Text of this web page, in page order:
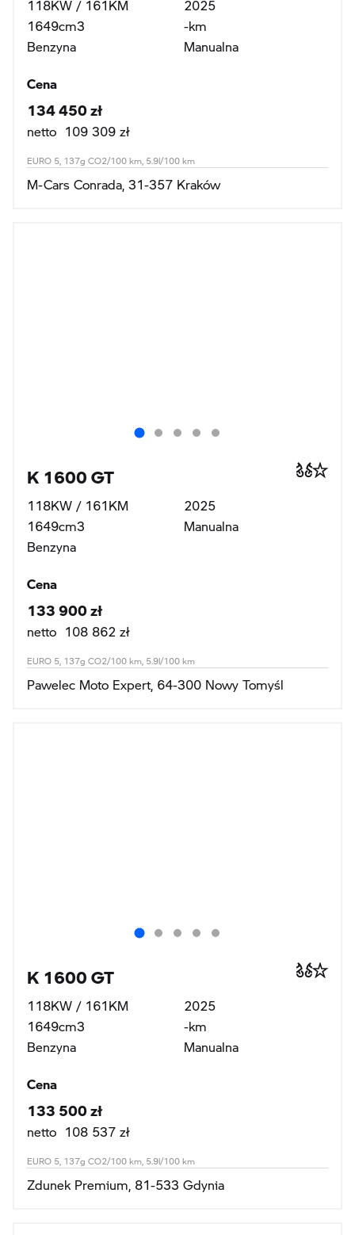
118KW / 161KM
1649cm3
Benzyna
2025
-km
Manualna
Cena
134 450 zł
netto 109 309 zł
EURO 5, 137g CO2/100 km, 5.9l/100 km
M-Cars Conrada, 31-357 Kraków
K 1600 GT
118KW / 161KM
1649cm3
Benzyna
2025
Manualna
Cena
133 900 zł
netto 108 862 zł
EURO 5, 137g CO2/100 km, 5.9l/100 km
Pawelec Moto Expert, 64-300 Nowy Tomyśl
K 1600 GT
118KW / 161KM
1649cm3
Benzyna
2025
-km
Manualna
Cena
133 500 zł
netto 108 537 zł
EURO 5, 137g CO2/100 km, 5.9l/100 km
Zdunek Premium, 81-533 Gdynia